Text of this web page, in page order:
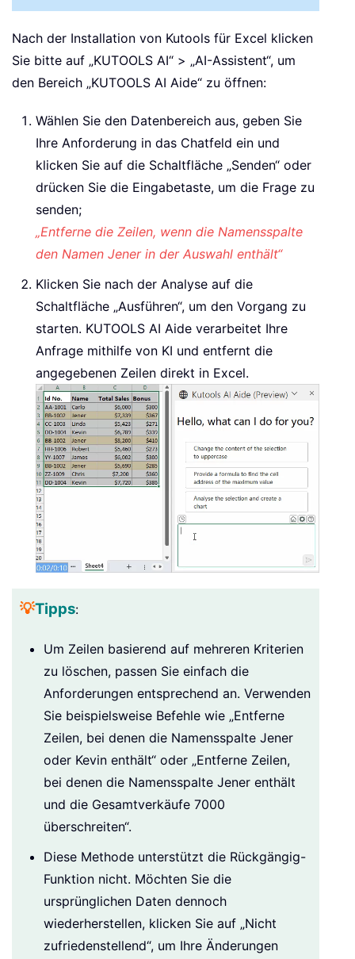
Nach der Installation von Kutools für Excel klicken
Sie bitte auf „KUTOOLS AI“ > „AI-Assistent“, um
den Bereich „KUTOOLS AI Aide“ zu öffnen:
Wählen Sie den Datenbereich aus, geben Sie
Ihre Anforderung in das Chatfeld ein und
klicken Sie auf die Schaltfläche „Senden“ oder
drücken Sie die Eingabetaste, um die Frage zu
senden;
„Entferne die Zeilen, wenn die Namensspalte
den Namen Jener in der Auswahl enthält“
Klicken Sie nach der Analyse auf die
Schaltfläche „Ausführen“, um den Vorgang zu
starten. KUTOOLS AI Aide verarbeitet Ihre
Anfrage mithilfe von KI und entfernt die
angegebenen Zeilen direkt in Excel.
💡Tipps:
Um Zeilen basierend auf mehreren Kriterien
zu löschen, passen Sie einfach die
Anforderungen entsprechend an. Verwenden
Sie beispielsweise Befehle wie „Entferne
Zeilen, bei denen die Namensspalte Jener
oder Kevin enthält“ oder „Entferne Zeilen,
bei denen die Namensspalte Jener enthält
und die Gesamtverkäufe 7000
überschreiten“.
Diese Methode unterstützt die Rückgängig-
Funktion nicht. Möchten Sie die
ursprünglichen Daten dennoch
wiederherstellen, klicken Sie auf „Nicht
zufriedenstellend“, um Ihre Änderungen